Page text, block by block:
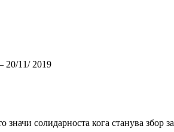
20/11/ 2019
солидарноста кога станува збор